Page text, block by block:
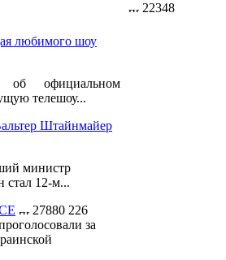
любимого шоу
об официальном
телешоу...
Штайнмайер
министр
стал 12-м...
27880 226
за
22348